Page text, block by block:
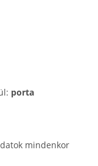
porta
mindenkor